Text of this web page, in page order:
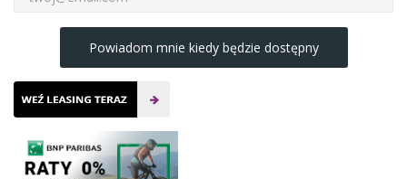
Powiadom mnie kiedy będzie dostępny